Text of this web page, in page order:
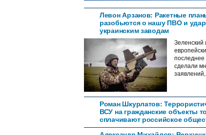
Левон Арзанов: Ракетные
разобьются о нашу ПВО и
украинским заводам
Зеленский
последнее
сделали
Роман Шкурлатов:
ВСУ на гражданские объекты
сплачивают российское